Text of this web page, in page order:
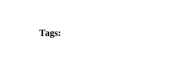
Tags: